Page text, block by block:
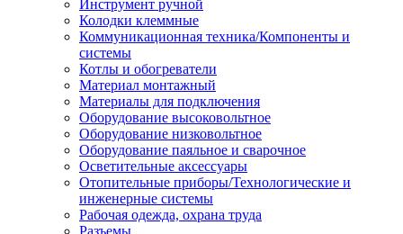
Инструмент ручной
Колодки клеммные
Коммуникационная техника/Компоненты и
системы
Котлы и обогреватели
Материал монтажный
Материалы для подключения
Оборудование высоковольтное
Оборудование низковольтное
Оборудование паяльное и сварочное
Осветительные аксессуары
Отопительные приборы/Технологические и
инженерные системы
Рабочая одежда, охрана труда
Разъемы